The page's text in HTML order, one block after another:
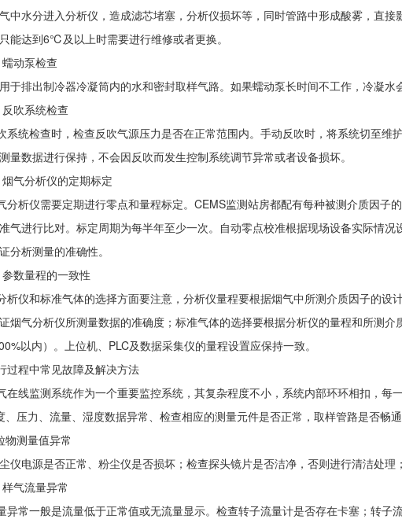
中水分进入分析仪，造成滤芯堵塞，分析仪损坏等，同时管路中形成酸雾，直
能达到6℃及以上时需要进行维修或者更换。
动泵检查
于排出制冷器冷凝筒内的水和密封取样气路。如果蠕动泵长时间不工作，冷凝水
吹系统检查
统检查时，检查反吹气源压力是否在正常范围内。手动反吹时，将系统切至维
量数据进行保持，不会因反吹而发生控制系统调节异常或者设备损坏。
气分析仪的定期标定
析仪需要定期进行零点和量程标定。CEMS监测站房都配有每种被测介质因子
气进行比对。标定周期为每半年至少一次。自动零点校准根据现场设备实际情
分析测量的准确性。
数量程的一致性
仪和标准气体的选择方面要注意，分析仪量程要根据烟气中所测介质因子的设
烟气分析仪所测量数据的准确度；标准气体的选择要根据分析仪的量程和所测
以内）。上位机、PLC及数据采集仪的量程设置应保持一致。
程中常见故障及解决方法
线监测系统作为一个重要监控系统，其复杂程度不小，系统内部环环相扣，每
、压力、流量、湿度数据异常、检查相应的测量元件是否正常，取样管路是否畅通
物测量值异常
仪电源是否正常、粉尘仪是否损坏；检查探头镜片是否洁净，否则进行清洁处理
气流量异常
常一般是流量低于正常值或无流量显示。检查转子流量计是否存在卡塞；转子